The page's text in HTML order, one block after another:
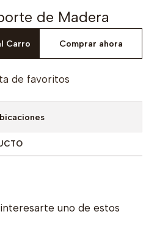
de Madera
Carro Comprar ahora
de favoritos
uno de estos